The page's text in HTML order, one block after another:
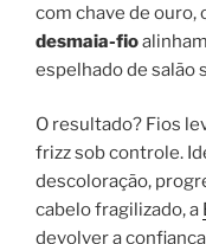
com chave de ouro,
desmaia-fio
espelhado de salão
O resultado? Fios
frizz sob controle.
descoloração,
cabelo fragilizado, a
devolver a